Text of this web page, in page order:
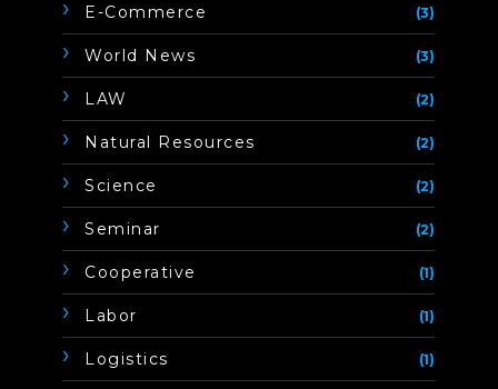
E-Commerce (3)
World News (3)
LAW (2)
Natural Resources (2)
Science (2)
Seminar (2)
Cooperative (1)
Labor (1)
Logistics (1)